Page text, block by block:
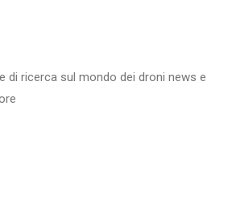
di ricerca sul mondo dei droni news e